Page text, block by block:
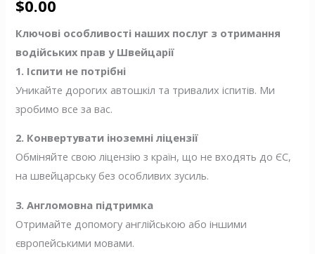
$0.00
Ключові особливості наших послуг з отримання
водійських прав у Швейцарії
1. Іспити не потрібні
Уникайте дорогих автошкіл та тривалих іспитів. Ми
зробимо все за вас.
2. Конвертувати іноземні ліцензії
Обміняйте свою ліцензію з країн, що не входять до ЄС,
на швейцарську без особливих зусиль.
3. Англомовна підтримка
Отримайте допомогу англійською або іншими
європейськими мовами.